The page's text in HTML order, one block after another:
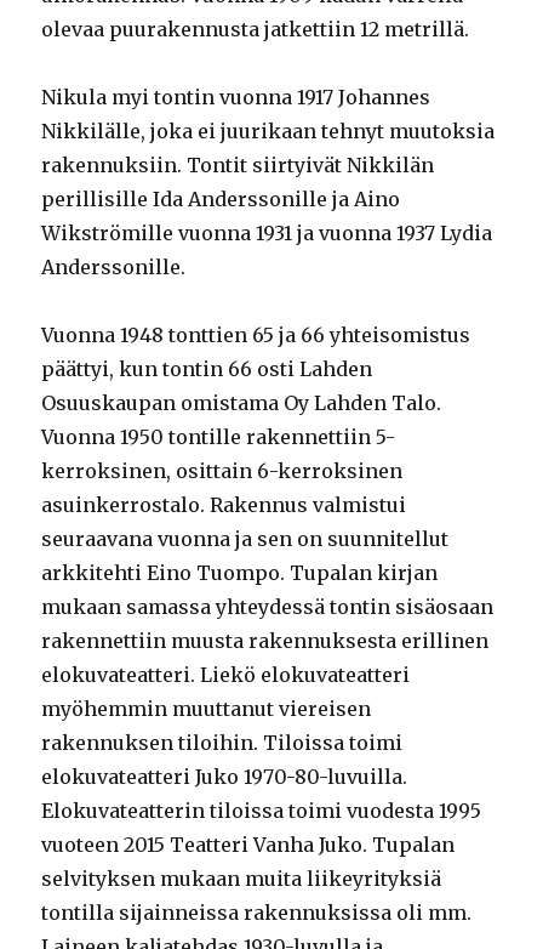
olevaa puurakennusta jatkettiin 12 metrillä.
Nikula myi tontin vuonna 1917 Johannes
Nikkilälle, joka ei juurikaan tehnyt muutoksia
rakennuksiin. Tontit siirtyivät Nikkilän
perillisille Ida Anderssonille ja Aino
Wikströmille vuonna 1931 ja vuonna 1937 Lydia
Anderssonille.
Vuonna 1948 tonttien 65 ja 66 yhteisomistus
päättyi, kun tontin 66 osti Lahden
Osuuskaupan omistama Oy Lahden Talo.
Vuonna 1950 tontille rakennettiin 5-
kerroksinen, osittain 6-kerroksinen
asuinkerrostalo. Rakennus valmistui
seuraavana vuonna ja sen on suunnitellut
arkkitehti Eino Tuompo. Tupalan kirjan
mukaan samassa yhteydessä tontin sisäosaan
rakennettiin muusta rakennuksesta erillinen
elokuvateatteri. Liekö elokuvateatteri
myöhemmin muuttanut viereisen
rakennuksen tiloihin. Tiloissa toimi
elokuvateatteri Juko 1970-80-luvuilla.
Elokuvateatterin tiloissa toimi vuodesta 1995
vuoteen 2015 Teatteri Vanha Juko. Tupalan
selvityksen mukaan muita liikeyrityksiä
tontilla sijainneissa rakennuksissa oli mm.